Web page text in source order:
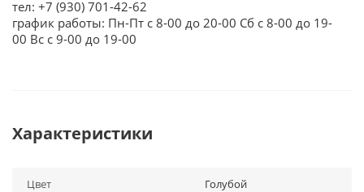
тел: +7 (930) 701-42-62
график работы: Пн-Пт с 8-00 до 20-00 Сб с 8-00 до 19-
00 Вс с 9-00 до 19-00
Характеристики
Цвет Голубой